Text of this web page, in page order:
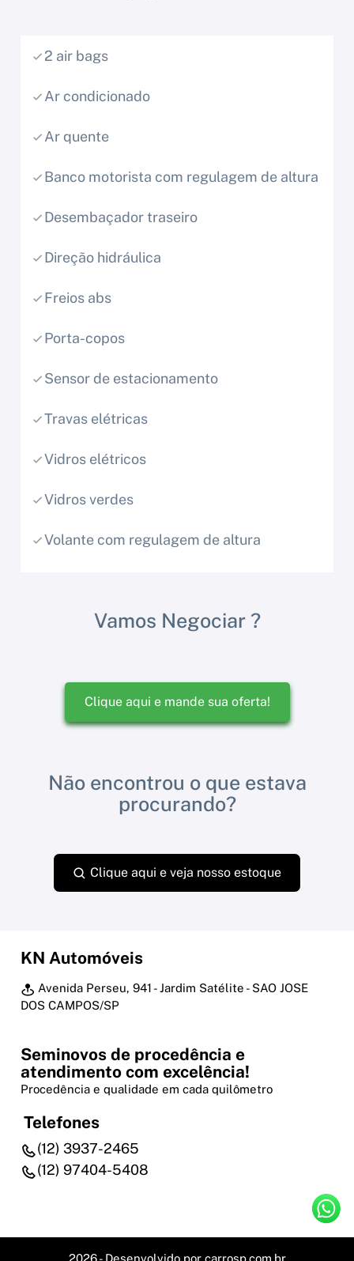
2 air bags
Ar condicionado
Ar quente
Banco motorista com regulagem de altura
Desembaçador traseiro
Direção hidráulica
Freios abs
Porta-copos
Sensor de estacionamento
Travas elétricas
Vidros elétricos
Vidros verdes
Volante com regulagem de altura
Vamos Negociar ?
Clique aqui e mande sua oferta!
Não encontrou o que estava
procurando?
Clique aqui e veja nosso estoque
KN Automóveis
Avenida Perseu, 941 - Jardim Satélite - SAO JOSE
DOS CAMPOS/SP
Seminovos de procedência e
atendimento com excelência!
Procedência e qualidade em cada quilômetro
Telefones
(12) 3937-2465
(12) 97404-5408